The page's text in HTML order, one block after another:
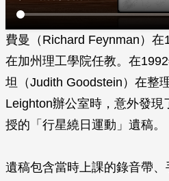
費曼（Richard Feynman）
在加州理工學院任教。在
坦（Judith Goodstein）在整
Leighton辦公室時，意外發
授的「行星繞日運動」遺稿。
遺稿包含當時上課的錄音帶